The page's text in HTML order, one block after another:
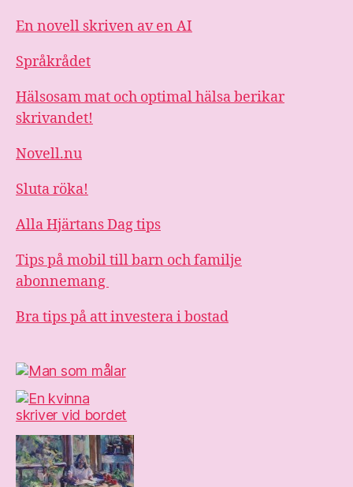
En novell skriven av en AI
Språkrådet
Hälsosam mat och optimal hälsa berikar
skrivandet!
Novell.nu
Sluta röka!
Alla Hjärtans Dag tips
Tips på mobil till barn och familje
abonnemang
Bra tips på att investera i bostad